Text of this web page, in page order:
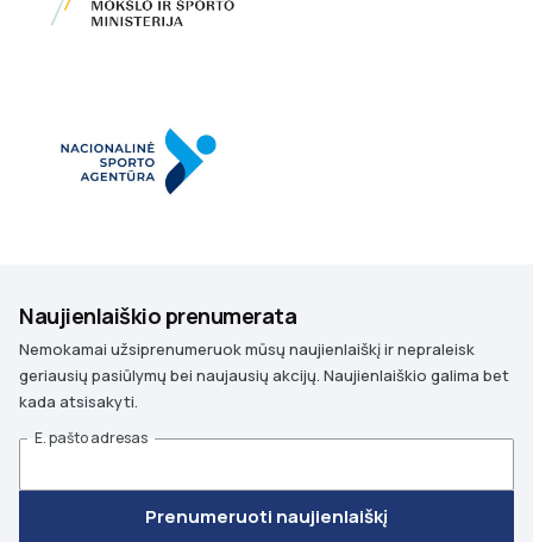
Naujienlaiškio prenumerata
Nemokamai užsiprenumeruok mūsų naujienlaiškį ir nepraleisk
geriausių pasiūlymų bei naujausių akcijų. Naujienlaiškio galima bet
kada atsisakyti.
E. pašto adresas
Prenumeruoti naujienlaiškį